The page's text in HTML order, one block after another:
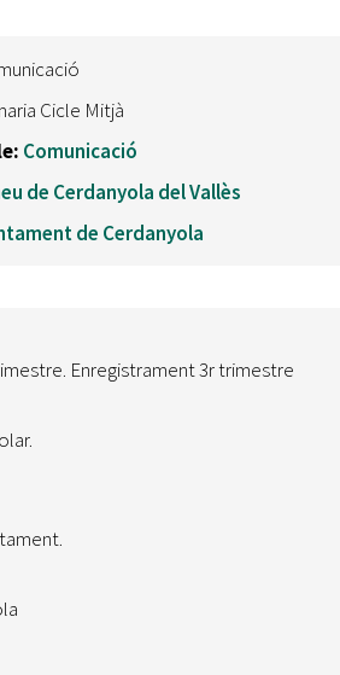
Cicle Mitjà
Comunicació
de Cerdanyola del Vallès
de Cerdanyola
Enregistrament 3r trimestre